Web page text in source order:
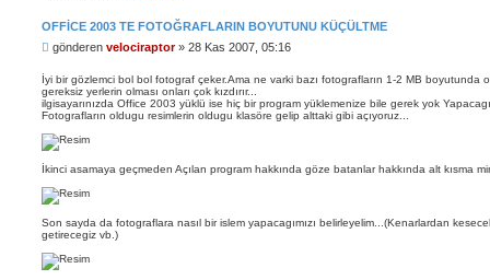
OFFICE 2003 TE FOTOĞRAFLARIN BOYUTUNU KÜÇÜLTME
M
s
a
j
gönderen velociraptor» 28 Kas 2007, 05:16
İyi bir gözlemci bol bol fotograf çeker.Ama ne varki bazı fotografların 1-2 MB boyutunda
gereksiz yerlerin olması onları çok kızdırır...
ilgisayarınızda Office 2003 yüklü ise hiç bir program yüklemenize bile gerek yok
Fotografların oldugu resimlerin oldugu klasöre gelip alttaki gibi açıyoruz...
İkinci asamaya geçmeden Açılan program hakkında göze batanlar hakkında alt kısma
Son sayda da fotograflara nasıl bir islem yapacagımızı belirleyelim...(Kenarlardan
getirecegiz vb.)